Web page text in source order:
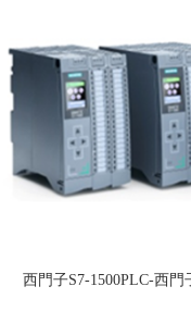
西門子S7-1500PLC-西門